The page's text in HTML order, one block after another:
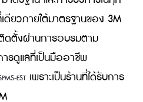
มงาน มาตรฐาน และการบริกา
จบในที่เดียวภายใต้มาตรฐาน
ช่างติดตั้งผ่านการอบรมตาม